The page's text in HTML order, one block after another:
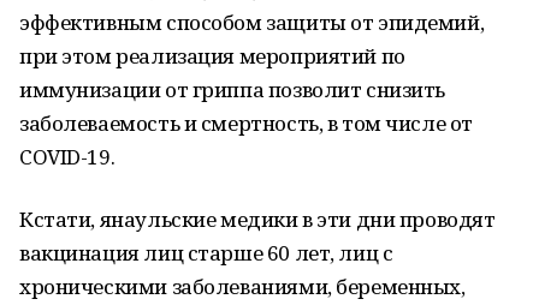
эффективным способом защиты от эпидемий,
при этом реализация мероприятий по
иммунизации от гриппа позволит снизить
заболеваемость и смертность, в том числе от
COVID-19.
Кстати, янаульские медики в эти дни проводят
вакцинация лиц старше 60 лет, лиц с
хроническими заболеваниями, беременных,